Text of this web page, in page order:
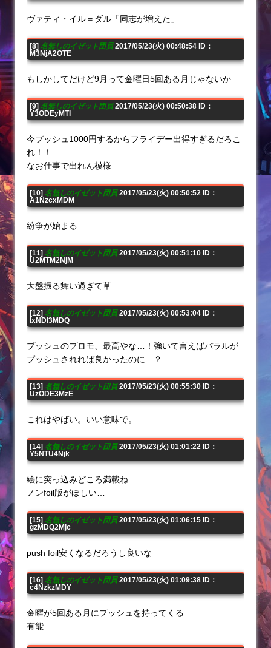
ヴァティ・イル＝ダル「同志が増えた」
[8] 名無しのイゼット団員2017/05/23(火) 00:48:54 ID：
M3NjA2OTE
もしかしてだけど9月って金曜日5回ある月じゃないか
[9] 名無しのイゼット団員2017/05/23(火) 00:50:38 ID：
Y3ODEyMTI
今プッシュ1000円するからフライデー出得すぎるだろこ
れ！！
なお仕事で出れん模様
[10] 名無しのイゼット団員2017/05/23(火) 00:50:52 ID：
A1NzcxMDM
紛争が始まる
[11] 名無しのイゼット団員2017/05/23(火) 00:51:10 ID：
U2MTM2NjM
大盤振る舞い過ぎて草
[12] 名無しのイゼット団員2017/05/23(火) 00:53:04 ID：
IxNDI3MDQ
プッシュのプロモ、最高やな…！強いて言えばバラルが
プッシュされれば良かったのに…？
[13] 名無しのイゼット団員2017/05/23(火) 00:55:30 ID：
UzODE3MzE
これはやばい。いい意味で。
[14] 名無しのイゼット団員2017/05/23(火) 01:01:22 ID：
Y5NTU4Njk
絵に突っ込みどころ満載ね…
ノンfoil版がほしい…
[15] 名無しのイゼット団員2017/05/23(火) 01:06:15 ID：
gzMDQ2Mjc
push foil安くなるだろうし良いな
[16] 名無しのイゼット団員2017/05/23(火) 01:09:38 ID：
c4NzkzMDY
金曜が5回ある月にプッシュを持ってくる
有能